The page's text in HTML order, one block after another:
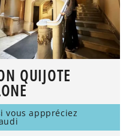
QUIJOTE
vous apppréciez